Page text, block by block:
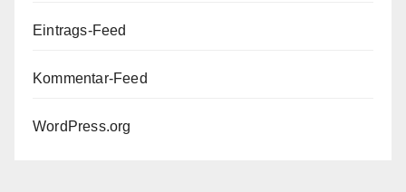
Eintrags-Feed
Kommentar-Feed
WordPress.org